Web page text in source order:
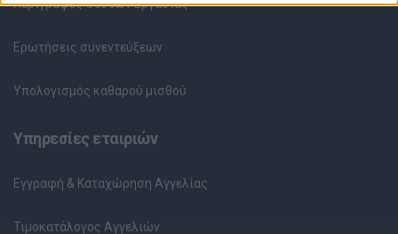
Περιγραφές Θέσεων Εργασίας
Ερωτήσεις συνεντεύξεων
Υπολογισμός καθαρού μισθού
Υπηρεσίες εταιριών
Εγγραφή & Καταχώρηση Αγγελίας
Τιμοκατάλογος Αγγελιών